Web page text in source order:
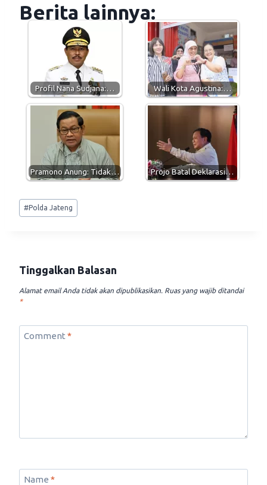
t
p
e
g
a
m
e
b
o
o
k
i
Berita lainnya:
Profil Nana Sudjana:… Wali Kota Agustina:…
Pramono Anung: Tidak… Projo Batal Deklarasi…
Post
Tags:
#Polda Jateng
Tinggalkan Balasan
Alamat email Anda tidak akan dipublikasikan. Ruas yang wajib ditandai
*
Comment *
Name *